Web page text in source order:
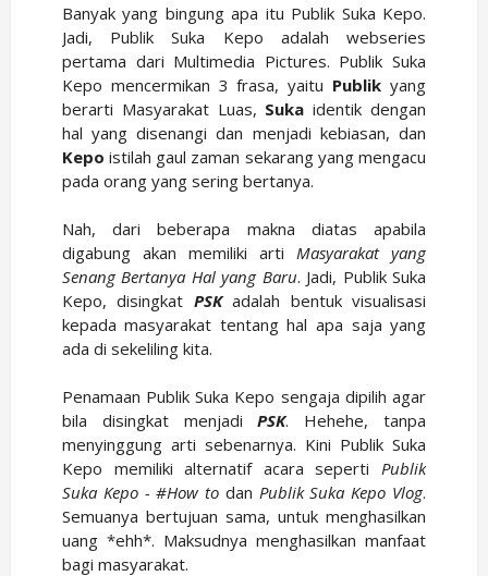
Banyak yang bingung apa itu Publik Suka Kepo.
Jadi, Publik Suka Kepo adalah webseries
pertama dari Multimedia Pictures. Publik Suka
Kepo mencermikan 3 frasa, yaitu Publikyang
berarti Masyarakat Luas, Sukaidentik dengan
hal yang disenangi dan menjadi kebiasan, dan
Kepo istilah gaul zaman sekarang yang mengacu
pada orang yang sering bertanya.
Nah, dari beberapa makna diatas apabila
digabung akan memiliki arti Masyarakat yang
Senang Bertanya Hal yang Baru. Jadi, Publik Suka
Kepo, disingkat PSK adalah bentuk visualisasi
kepada masyarakat tentang hal apa saja yang
ada di sekeliling kita.
Penamaan Publik Suka Kepo sengaja dipilih agar
bila disingkat menjadiPSK. Hehehe, tanpa
menyinggung arti sebenarnya. Kini Publik Suka
Kepo memiliki alternatif acara seperti Publik
Suka Kepo - #How to dan Publik Suka Kepo Vlog.
Semuanya bertujuan sama, untuk menghasilkan
uang *ehh*. Maksudnya menghasilkan manfaat
bagi masyarakat.